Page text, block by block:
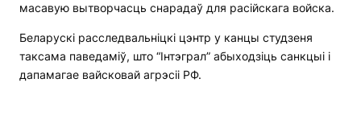
масавую вытворчасць снарадаў для расійскага войска.
Беларускі расследвальніцкі цэнтр у канцы студзеня
таксама паведаміў, што “Інтэграл” абыходзіць санкцыі і
дапамагае вайсковай агрэсіі РФ.